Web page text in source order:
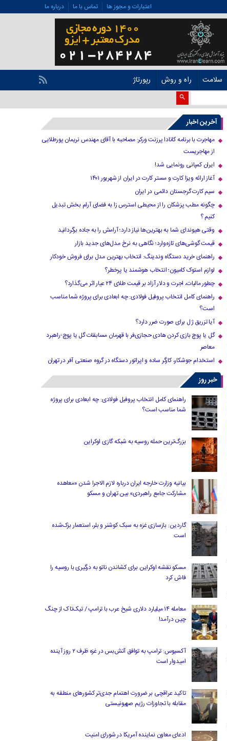
اعتبارات و مجوز ها تماس با ما درباره ما
سلامت راه و روش رپورتاژ
آخرین اخبار
مهاجرت با برنامه کانادا پرزنت ورکر: مصاحبه با آقای مهندس نریمان پورطلایی
از مهاجریست
ایران کمپانی رونمایی شد!
آغاز ارائه ویزا کارت و مستر کارت در ایران از شهریور ۱۴۰۱
سیم کارت گرجستان دائمی در ایران
چگونه مطب پزشکان را از محیطی استرس زا به فضای آرام بخش تبدیل
کنیم ؟
وقتی هیوندای شما به بهترین‌ها نیاز دارد؛ آرامش را به جاده برگردانید
قیمت گوشی‌های تازه‌وارد؛ نگاهی به نرخ مدل‌های جدید بازار
راهنمای خرید دستگاه وندینگ: انتخاب بهترین مدل برای فروش خودکار
لوازم استوک کامیون؛ انتخاب هوشمند یا پرخطر؟
چطور مالیات، اجرت و دلار آزاد بر قیمت طلای ۲۴ عیار اثر می‌گذارد؟
راهنمای کامل انتخاب پروفیل فولادی: چه ابعادی برای پروژه شما مناسب
است؟
آیا تزریق ژل برای صورت ضرر دارد​؟
گل یا پوچ بازی کردن هادی حجازی‌فر با قهرمان مسابقات گل یا پوچ-راهبرد
معاصر
استخدام جوشکار، کارگر ساده و اپراتور دستگاه در گروه صنعتی آفر در تهران
خبر روز
راهنمای کامل انتخاب پروفیل فولادی: چه ابعادی برای پروژه
شما مناسب است؟
بزرگ‌ترین حمله روسیه به شبکه گازی اوکراین
بیانیه وزارت خارجه ایران درباره لازم‌ الاجرا شدن «معاهده
مشارکت جامع راهبردی» بین تهران و مسکو
گاردین: بازسازی غزه به سبک کوشنر و بلر، استعمار بزک‌شده
است
مسکو نقشه اوکراین برای کشاندن ناتو به درگیری با روسیه را
فاش کرد
معامله ۱۴ میلیارد دلاری شیخ عرب با ترامپ / تیک‌تاک از چنگ
چین درآمد!
آکسیوس: ترامپ به توافق آتش‌بس در غزه ظرف ۲ روز آینده
امیدوار است
تاکید عراقچی بر ضرورت اهتمام جدی‌تر کشورهای منطقه به
مقابله با تجاوزات رژیم صهیونیستی
ادعای معاون نماینده آمریکا در شورای امنیت